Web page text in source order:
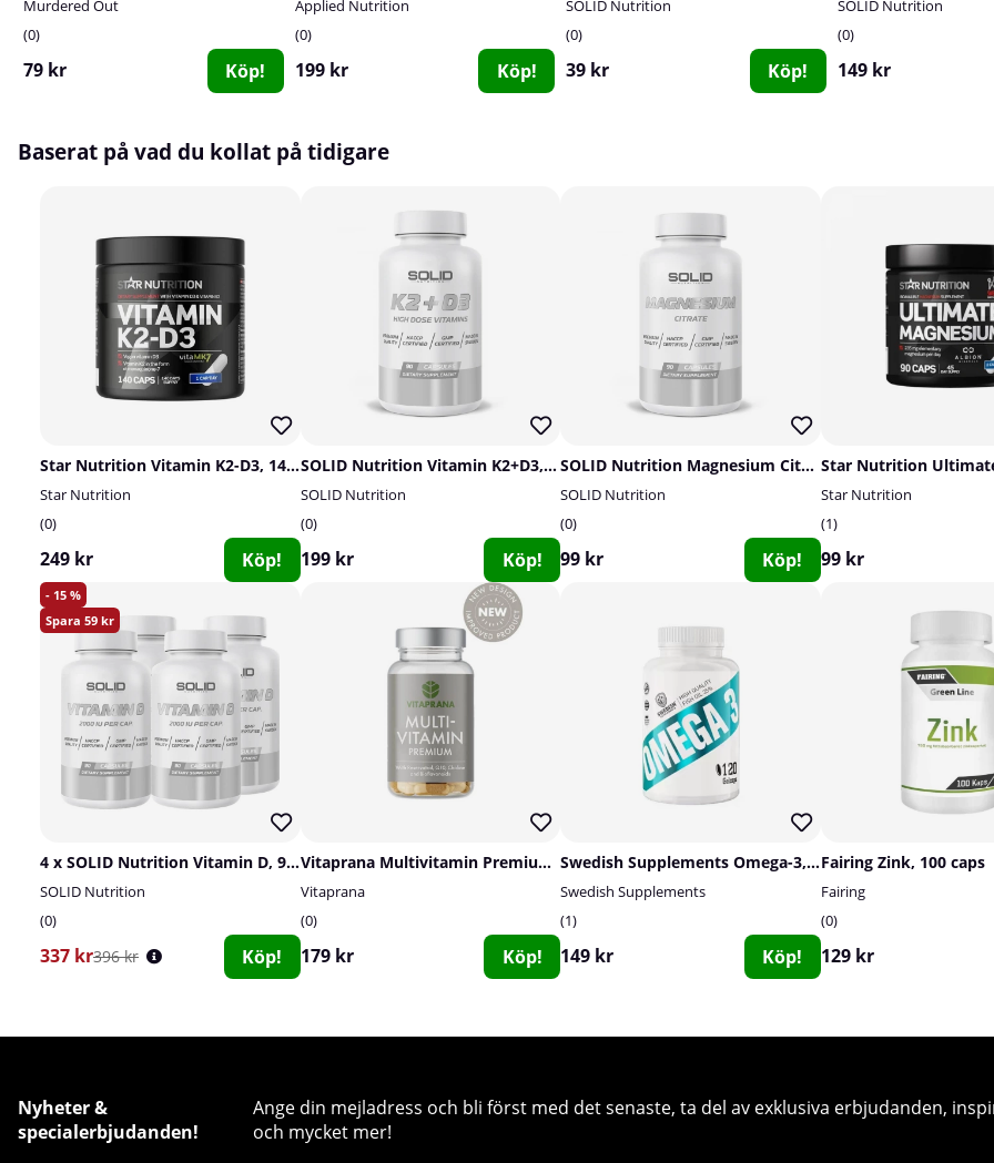
Murdered Out
0
79 kr Köp!
Applied Nutrition
0
199 kr Köp!
SOLID Nutrition
0
39 kr Köp!
SOLID Nutrition
0
149 kr
Baserat på vad du kollat på tidigare
Star Nutrition Vitamin K2-D3, 140 caps
Star Nutrition
0
249 kr Köp!
SOLID Nutrition Vitamin K2+D3, 90 caps
SOLID Nutrition
0
199 kr Köp!
SOLID Nutrition Magnesium Citrate, 90 caps
SOLID Nutrition
0
99 kr Köp!
Star Nutrition
1
99 kr
15
59
4 x SOLID Nutrition Vitamin D, 90 caps
SOLID Nutrition
0
337 kr396 kr Köp!
Vitaprana Multivitamin Premium, 50 caps
Vitaprana
0
179 kr Köp!
Swedish Supplements Omega-3, 120 caps
Swedish Supplements
1
149 kr Köp!
Fairing Zink, 100 caps
Fairing
0
129 kr
Nyheter &
specialerbjudanden!
Ange din mejladress och bli först med det senaste, ta del av exklusiva erbjudanden,
och mycket mer!